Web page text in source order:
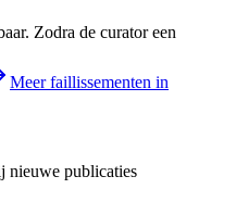
Zodra de curator een
Meer faillissementen in
nieuwe publicaties